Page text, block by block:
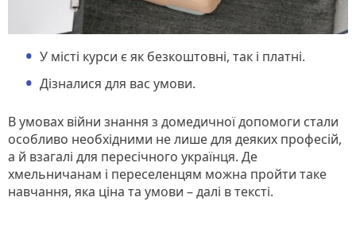
У місті курси є як безкоштовні, так і платні.
Дізналися для вас умови.
В умовах війни знання з домедичної допомоги стали
особливо необхідними не лише для деяких професій,
а й взагалі для пересічного українця. Де
хмельничанам і переселенцям можна пройти таке
навчання, яка ціна та умови – далі в тексті.